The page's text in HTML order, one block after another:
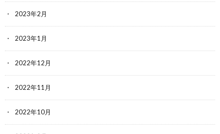
2023年2月
2023年1月
2022年12月
2022年11月
2022年10月